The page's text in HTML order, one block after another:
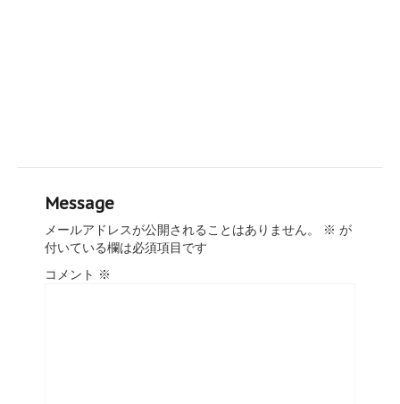
Message
メールアドレスが公開されることはありません。 ※ が
付いている欄は必須項目です
コメント ※